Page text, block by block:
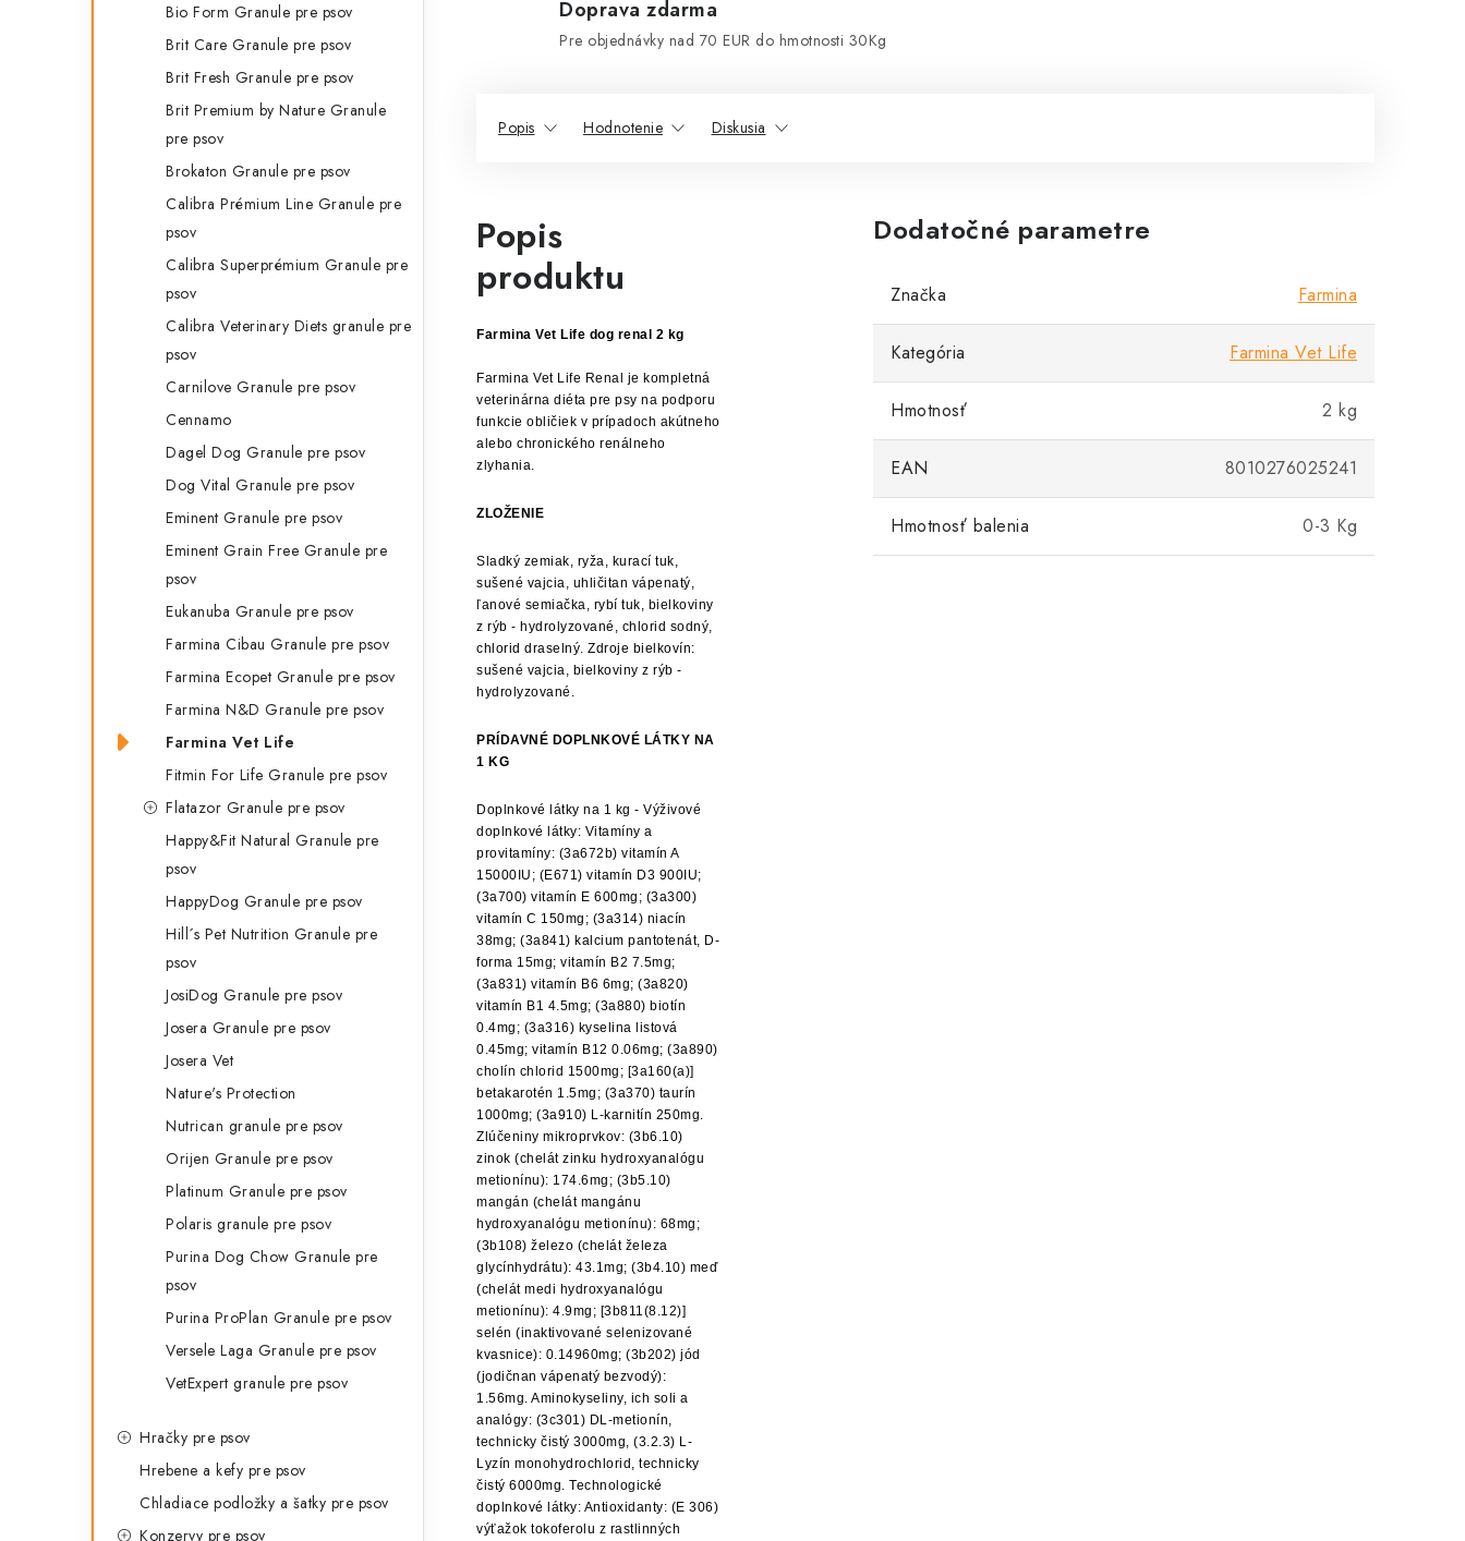
Bio Form Granule pre psov
Brit Care Granule pre psov
Brit Fresh Granule pre psov
Brit Premium by Nature Granule
pre psov
Brokaton Granule pre psov
Calibra Prémium Line Granule pre
psov
Calibra Superprémium Granule pre
psov
Calibra Veterinary Diets granule pre
psov
Carnilove Granule pre psov
Cennamo
Dagel Dog Granule pre psov
Dog Vital Granule pre psov
Eminent Granule pre psov
Eminent Grain Free Granule pre
psov
Eukanuba Granule pre psov
Farmina Cibau Granule pre psov
Farmina Ecopet Granule pre psov
Farmina N&D Granule pre psov
Farmina Vet Life
Fitmin For Life Granule pre psov
Flatazor Granule pre psov
Happy&Fit Natural Granule pre
psov
HappyDog Granule pre psov
Hill´s Pet Nutrition Granule pre
psov
JosiDog Granule pre psov
Josera Granule pre psov
Josera Vet
Nature's Protection
Nutrican granule pre psov
Orijen Granule pre psov
Platinum Granule pre psov
Polaris granule pre psov
Purina Dog Chow Granule pre
psov
Purina ProPlan Granule pre psov
Versele Laga Granule pre psov
VetExpert granule pre psov
Hračky pre psov
Hrebene a kefy pre psov
Chladiace podložky a šatky pre psov
Konzervy pre psov
Doprava zdarma
Pre objednávky nad 70 EUR do hmotnosti 30Kg
Popis Hodnotenie Diskusia
Popis
produktu
Farmina Vet Life dog renal 2 kg
Farmina Vet Life Renal je kompletná
veterinárna diéta pre psy na podporu
funkcie obličiek v prípadoch akútneho
alebo chronického renálneho
zlyhania.
ZLOŽENIE
Sladký zemiak, ryža, kurací tuk,
sušené vajcia, uhličitan vápenatý,
ľanové semiačka, rybí tuk, bielkoviny
z rýb - hydrolyzované, chlorid sodný,
chlorid draselný. Zdroje bielkovín:
sušené vajcia, bielkoviny z rýb -
hydrolyzované.
PRÍDAVNÉ DOPLNKOVÉ LÁTKY NA
1 KG
Doplnkové látky na 1 kg - Výživové
doplnkové látky: Vitamíny a
provitamíny: (3a672b) vitamín A
15000IU; (E671) vitamín D3 900IU;
(3a700) vitamín E 600mg; (3a300)
vitamín C 150mg; (3a314) niacín
38mg; (3a841) kalcium pantotenát, D-
forma 15mg; vitamín B2 7.5mg;
(3a831) vitamín B6 6mg; (3a820)
vitamín B1 4.5mg; (3a880) biotín
0.4mg; (3a316) kyselina listová
0.45mg; vitamín B12 0.06mg; (3a890)
cholín chlorid 1500mg; [3a160(a)]
betakarotén 1.5mg; (3a370) taurín
1000mg; (3a910) L-karnitín 250mg.
Zlúčeniny mikroprvkov: (3b6.10)
zinok (chelát zinku hydroxyanalógu
metionínu): 174.6mg; (3b5.10)
mangán (chelát mangánu
hydroxyanalógu metionínu): 68mg;
(3b108) železo (chelát železa
glycínhydrátu): 43.1mg; (3b4.10) meď
(chelát medi hydroxyanalógu
metionínu): 4.9mg; [3b811(8.12)]
selén (inaktivované selenizované
kvasnice): 0.14960mg; (3b202) jód
(jodičnan vápenatý bezvodý):
1.56mg. Aminokyseliny, ich soli a
analógy: (3c301) DL-metionín,
technicky čistý 3000mg, (3.2.3) L-
Lyzín monohydrochlorid, technicky
čistý 6000mg. Technologické
doplnkové látky: Antioxidanty: (E 306)
výťažok tokoferolu z rastlinných
Dodatočné parametre
Značka Farmina
Kategória Farmina Vet Life
Hmotnosť 2 kg
EAN 8010276025241
Hmotnosť balenia 0-3 Kg